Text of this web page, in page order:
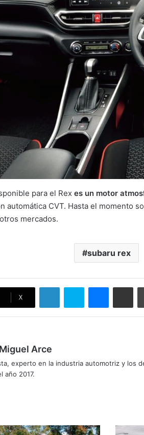
para el Rex es un motor
automática CVT. Hasta el momento
mercados.
subaru rex
X
LinkedInSkype Messenger
Compartir
Arce
experto en la industria automotriz y los
año 2017.
Gobierno